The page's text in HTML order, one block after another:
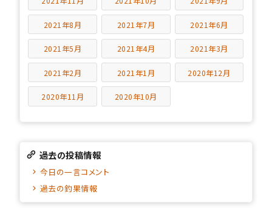
2021年8月 2021年7月 2021年6月
2021年5月 2021年4月 2021年3月
2021年2月 2021年1月 2020年12月
2020年11月 2020年10月
過去の投稿情報
今日の一言コメント
過去の釣果情報